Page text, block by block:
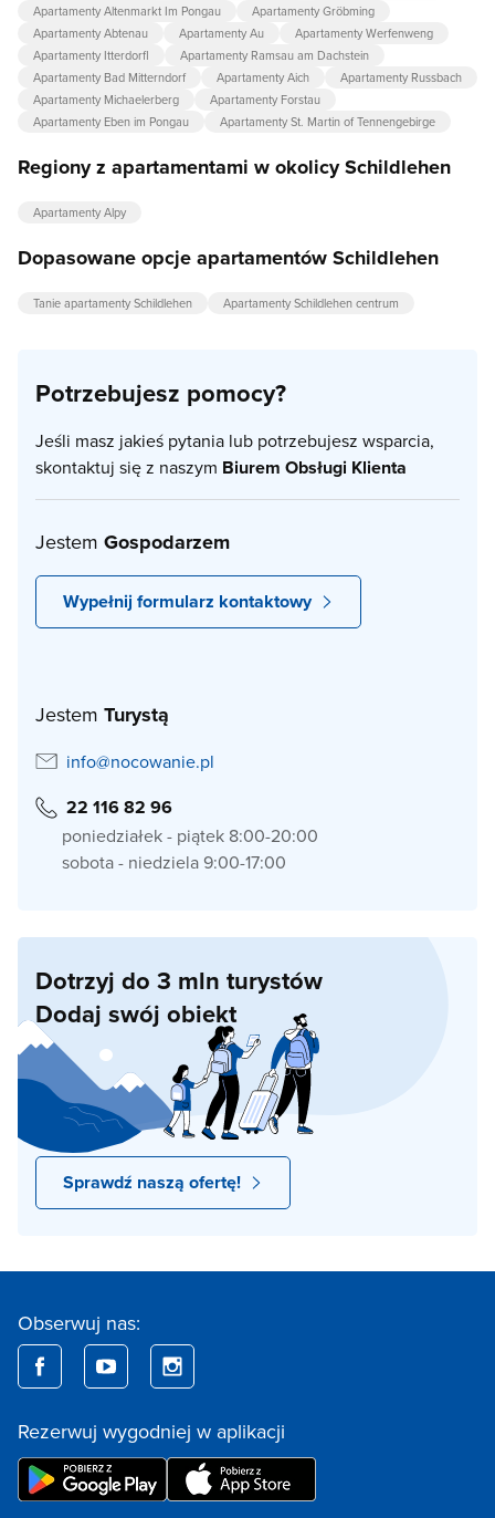
Apartamenty Altenmarkt Im Pongau
Apartamenty Gröbming
Apartamenty Abtenau
Apartamenty Au
Apartamenty Werfenweng
Apartamenty Itterdorfl
Apartamenty Ramsau am Dachstein
Apartamenty Bad Mitterndorf
Apartamenty Aich
Apartamenty Russbach
Apartamenty Michaelerberg
Apartamenty Forstau
Apartamenty Eben im Pongau
Apartamenty St. Martin of Tennengebirge
Regiony z apartamentami w okolicy Schildlehen
Apartamenty Alpy
Dopasowane opcje apartamentów Schildlehen
Tanie apartamenty Schildlehen Apartamenty Schildlehen centrum
Potrzebujesz pomocy?
Jeśli masz jakieś pytania lub potrzebujesz wsparcia,
skontaktuj się z naszym Biurem Obsługi Klienta
Jestem Gospodarzem
Wypełnij formularz kontaktowy
Jestem Turystą
info@nocowanie.pl
22 116 82 96
poniedziałek - piątek 8:00-20:00
sobota - niedziela 9:00-17:00
Dotrzyj do 3 mln turystów
Dodaj swój obiekt
Sprawdź naszą ofertę!
Obserwuj nas:
Rezerwuj wygodniej w aplikacji